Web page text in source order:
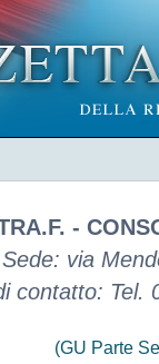
-
Sede: via
contatto: Tel.
(GU Parte